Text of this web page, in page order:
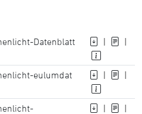
Datenblatt
| |
eulumdat
| |
| |